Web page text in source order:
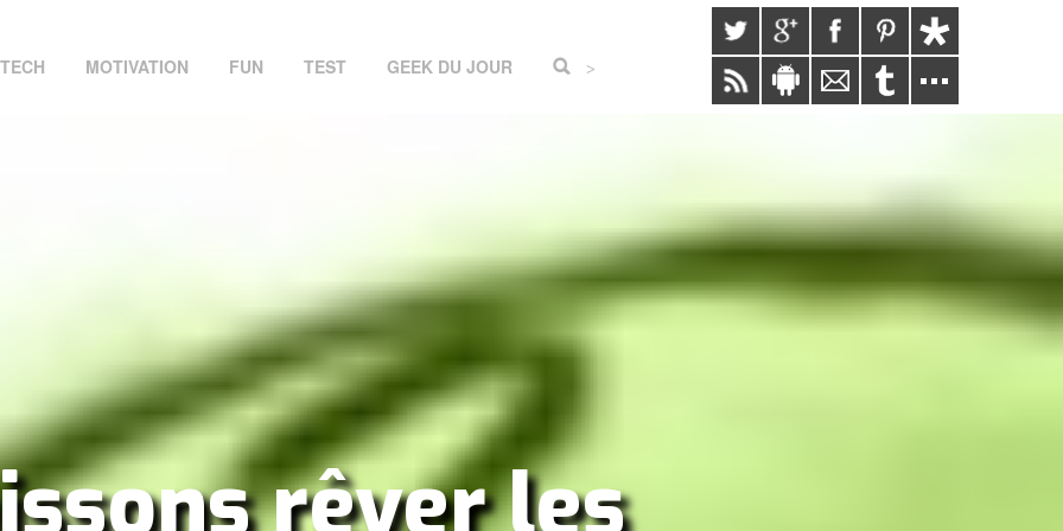
TECH MOTIVATION FUN TEST GEEK DU JOUR >
rêver les